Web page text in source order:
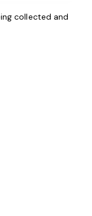
collected and